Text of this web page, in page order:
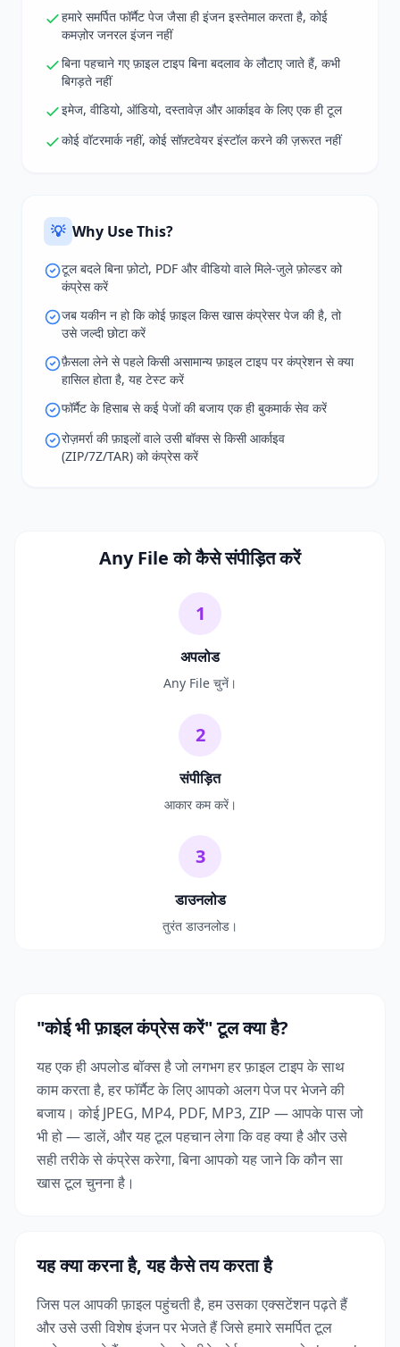
हमारे समर्पित फॉर्मैट पेज जैसा ही इंजन इस्तेमाल करता है, कोई
कमज़ोर जनरल इंजन नहीं
बिना पहचाने गए फ़ाइल टाइप बिना बदलाव के लौटाए जाते हैं, कभी
बिगड़ते नहीं
इमेज, वीडियो, ऑडियो, दस्तावेज़ और आर्काइव के लिए एक ही टूल
कोई वॉटरमार्क नहीं, कोई सॉफ़्टवेयर इंस्टॉल करने की ज़रूरत नहीं
💡 Why Use This?
टूल बदले बिना फ़ोटो, PDF और वीडियो वाले मिले-जुले फ़ोल्डर को
कंप्रेस करें
जब यकीन न हो कि कोई फ़ाइल किस खास कंप्रेसर पेज की है, तो
उसे जल्दी छोटा करें
फ़ैसला लेने से पहले किसी असामान्य फ़ाइल टाइप पर कंप्रेशन से क्या
हासिल होता है, यह टेस्ट करें
फॉर्मैट के हिसाब से कई पेजों की बजाय एक ही बुकमार्क सेव करें
रोज़मर्रा की फ़ाइलों वाले उसी बॉक्स से किसी आर्काइव
(ZIP/7Z/TAR) को कंप्रेस करें
Any File को कैसे संपीड़ित करें
1
अपलोड
Any File चुनें।
2
संपीड़ित
आकार कम करें।
3
डाउनलोड
तुरंत डाउनलोड।
"कोई भी फ़ाइल कंप्रेस करें" टूल क्या है?
यह एक ही अपलोड बॉक्स है जो लगभग हर फ़ाइल टाइप के साथ
काम करता है, हर फॉर्मैट के लिए आपको अलग पेज पर भेजने की
बजाय। कोई JPEG, MP4, PDF, MP3, ZIP — आपके पास जो
भी हो — डालें, और यह टूल पहचान लेगा कि वह क्या है और उसे
सही तरीके से कंप्रेस करेगा, बिना आपको यह जाने कि कौन सा
खास टूल चुनना है।
यह क्या करना है, यह कैसे तय करता है
जिस पल आपकी फ़ाइल पहुंचती है, हम उसका एक्सटेंशन पढ़ते हैं
और उसे उसी विशेष इंजन पर भेजते हैं जिसे हमारे समर्पित टूल